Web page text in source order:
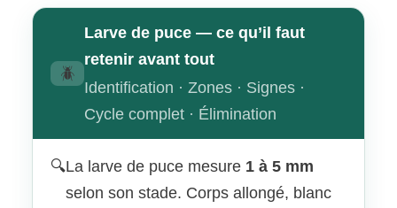
🪲
Larve de puce — ce qu’il faut
retenir avant tout
Identification · Zones · Signes ·
Cycle complet · Élimination
🔍La larve de puce mesure 1 à 5 mm
selon son stade. Corps allongé, blanc